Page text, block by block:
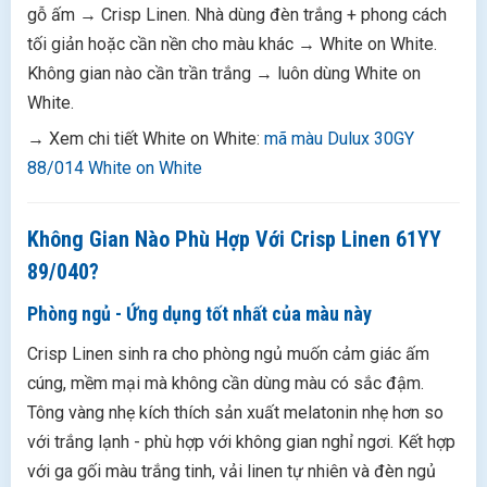
gỗ ấm → Crisp Linen. Nhà dùng đèn trắng + phong cách
tối giản hoặc cần nền cho màu khác → White on White.
Không gian nào cần trần trắng → luôn dùng White on
White.
→ Xem chi tiết White on White: mã màu Dulux 30GY
88/014 White on White
Không Gian Nào Phù Hợp Với Crisp Linen 61YY
89/040?
Phòng ngủ - Ứng dụng tốt nhất của màu này
Crisp Linen sinh ra cho phòng ngủ muốn cảm giác ấm
cúng, mềm mại mà không cần dùng màu có sắc đậm.
Tông vàng nhẹ kích thích sản xuất melatonin nhẹ hơn so
với trắng lạnh - phù hợp với không gian nghỉ ngơi. Kết hợp
với ga gối màu trắng tinh, vải linen tự nhiên và đèn ngủ